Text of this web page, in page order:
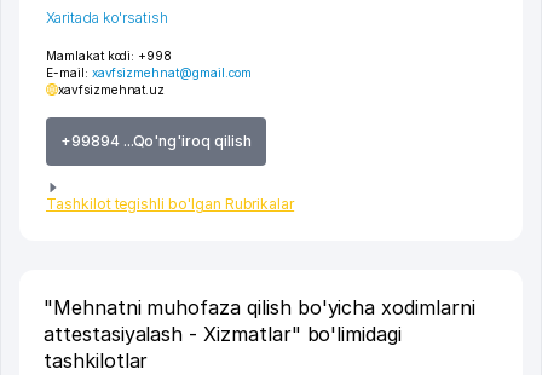
Mamlakat kodi: +998
E-mail: xavfsizmehnat@gmail.com
xavfsizmehnat.uz
+99894 ...Qo'ng'iroq qilish
Tashkilot tegishli bo'lgan Rubrikalar
Xaritada ko'rsatish
"Mehnatni muhofaza qilish bo'yicha xodimlarni
attestasiyalash - Xizmatlar" bo'limidagi
tashkilotlar